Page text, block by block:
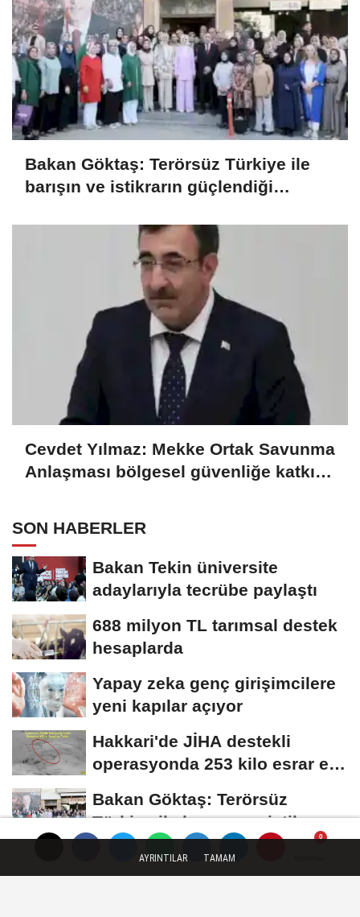
Bakan Göktaş: Terörsüz Türkiye ile
barışın ve istikrarın güçlendiği
Cevdet Yılmaz: Mekke Ortak Savunma
Anlaşması bölgesel güvenliğe katkı
SON HABERLER
Bakan Tekin üniversite
adaylarıyla tecrübe paylaştı
688 milyon TL tarımsal destek
hesaplarda
Yapay zeka genç girişimcilere
yeni kapılar açıyor
Hakkari'de JİHA destekli
operasyonda 253 kilo esrar ele
Bakan Göktaş: Terörsüz
Türkiye ile barışın ve istikrarın
güçlendiği...
AYRINTILAR TAMAM